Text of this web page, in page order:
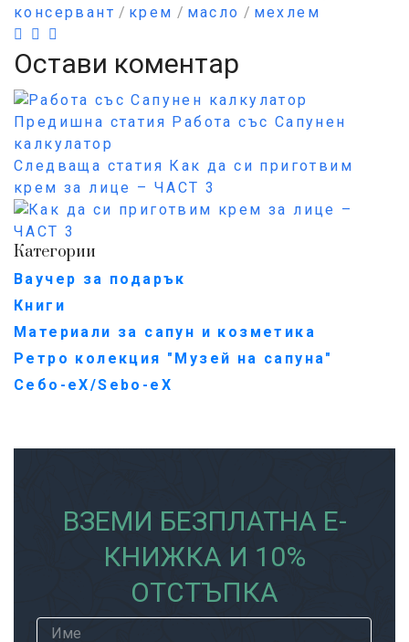
консервант / крем / масло / мехлем
Остави коментар
Предишна статия Работа със Сапунен
калкулатор
Следваща статия Как да си приготвим
крем за лице – ЧАСТ 3
Категории
Ваучер за подарък
Книги
Материали за сапун и козметика
Ретро колекция "Музей на сапуна"
Себо-еХ/Sebo-eX
ВЗЕМИ БЕЗПЛАТНА Е-
КНИЖКА И 10%
ОТСТЪПКА